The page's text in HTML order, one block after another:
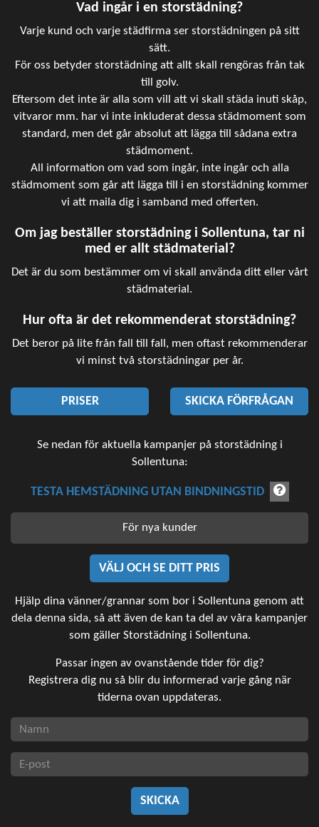
Vad ingår i en storstädning?
Varje kund och varje städfirma ser storstädningen på sitt
sätt.
För oss betyder storstädning att allt skall rengöras från tak
till golv.
Eftersom det inte är alla som vill att vi skall städa inuti skåp,
vitvaror mm. har vi inte inkluderat dessa städmoment som
standard, men det går absolut att lägga till sådana extra
städmoment.
All information om vad som ingår, inte ingår och alla
städmoment som går att lägga till i en storstädning kommer
vi att maila dig i samband med offerten.
Om jag beställer storstädning i Sollentuna, tar ni
med er allt städmaterial?
Det är du som bestämmer om vi skall använda ditt eller vårt
städmaterial.
Hur ofta är det rekommenderat storstädning?
Det beror på lite från fall till fall, men oftast rekommenderar
vi minst två storstädningar per år.
PRISER SKICKA FÖRFRÅGAN
Se nedan för aktuella kampanjer på storstädning i
Sollentuna:
TESTA HEMSTÄDNING UTAN BINDNINGSTID
För nya kunder
VÄLJ OCH SE DITT PRIS
Hjälp dina vänner/grannar som bor i Sollentuna genom att
dela denna sida, så att även de kan ta del av våra kampanjer
som gäller Storstädning i Sollentuna.
Passar ingen av ovanstående tider för dig?
Registrera dig nu så blir du informerad varje gång när
tiderna ovan uppdateras.